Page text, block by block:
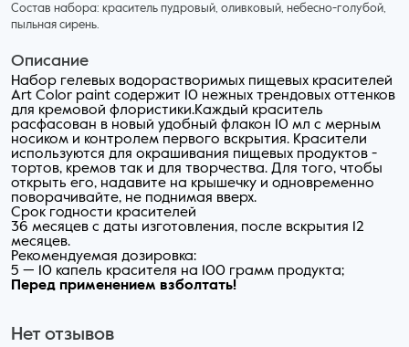
Состав набора: краситель пудровый, оливковый, небесно-голубой,
пыльная сирень.
Описание
Набор гелевых водорастворимых пищевых красителей
Art Color paint содержит 10 нежных трендовых оттенков
для кремовой флористики.Каждый краситель
расфасован в новый удобный флакон 10 мл с мерным
носиком и контролем первого вскрытия. Красители
используются для окрашивания пищевых продуктов -
тортов, кремов так и для творчества. Для того, чтобы
открыть его, надавите на крышечку и одновременно
поворачивайте, не поднимая вверх.
Срок годности красителей
36 месяцев с даты изготовления, после вскрытия 12
месяцев.
Рекомендуемая дозировка:
5 — 10 капель красителя на 100 грамм продукта;
Перед применением взболтать!
Нет отзывов